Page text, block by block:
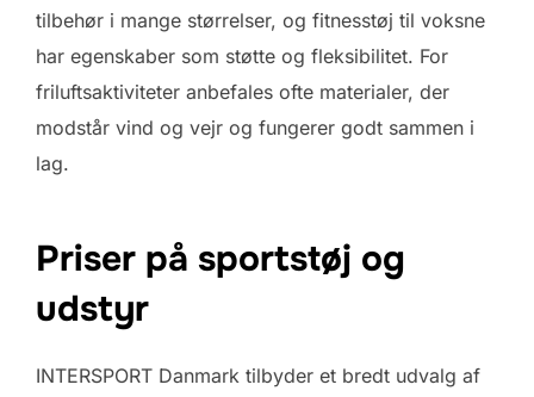
tilbehør i mange størrelser, og fitnesstøj til voksne
har egenskaber som støtte og fleksibilitet. For
friluftsaktiviteter anbefales ofte materialer, der
modstår vind og vejr og fungerer godt sammen i
lag.
Priser på sportstøj og
udstyr
INTERSPORT Danmark tilbyder et bredt udvalg af